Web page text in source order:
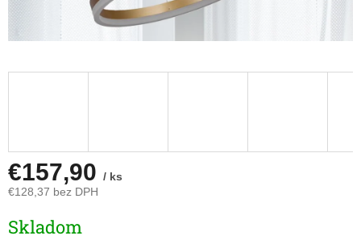
€157,90 / ks
€128,37 bez DPH
cena:
Skladom